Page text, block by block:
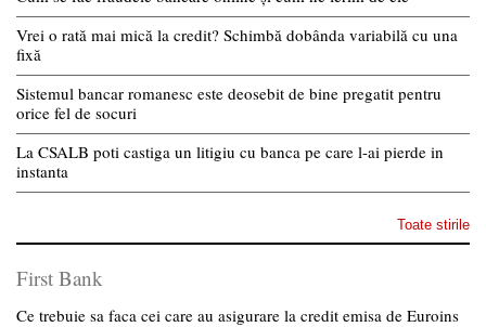
Vrei o rată mai mică la credit? Schimbă dobânda variabilă cu una
fixă
Sistemul bancar romanesc este deosebit de bine pregatit pentru
orice fel de socuri
La CSALB poti castiga un litigiu cu banca pe care l-ai pierde in
instanta
Toate stirile
First Bank
Ce trebuie sa faca cei care au asigurare la credit emisa de Euroins